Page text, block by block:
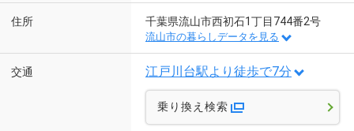
住所 千葉県流山市西初石1丁目744番2号
流山市の暮らしデータを見る
交通 江戸川台駅より徒歩で7分
乗り換え検索